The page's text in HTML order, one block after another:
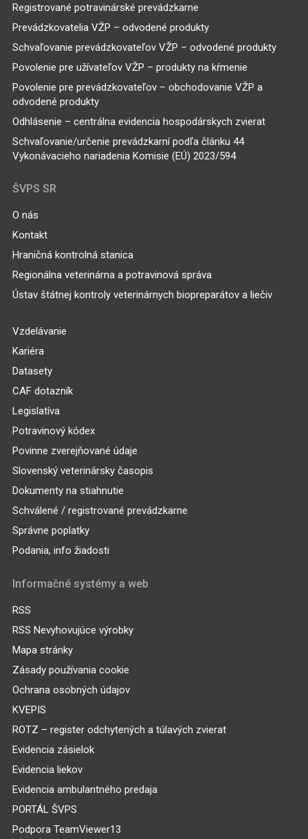
Registrované potravinárské prevádzkarne
Prevádzkovatelia VŽP – odvodené produkty
Schvaľovanie prevádzkovateľov VŽP – odvodené produkty
Povolenie pre užívateľov VŽP – produkty na kŕmenie
Povolenie pre prevádzkovateľov – obchodovanie VŽP a
odvodené produkty
Odhlásenie – centrálna evidencia hospodárskych zvierat
Schvaľovanie/určenie prevádzkarní podľa článku 44
Vykonávacieho nariadenia Komisie (EÚ) 2023/594
ŠVPS SR
O nás
Kontakt
Hraničná kontrolná stanica
Regionálna veterinárna a potravinová správa
Ústav štátnej kontroly veterinárnych biopreparátov a liečiv
Vzdelávanie
Kariéra
Datasety
CAF dotazník
Legislatíva
Potravinový kódex
Povinne zverejňované údaje
Slovenský veterinársky časopis
Dokumenty na stiahnutie
Schválené / registrované prevádzkarne
Správne poplatky
Podania, info žiadosti
Informačné systémy a web
RSS
RSS Nevyhovujúce výrobky
Mapa stránky
Zásady používania cookie
Ochrana osobných údajov
KVEPIS
ROTZ – register odchytených a túlavých zvierat
Evidencia zásielok
Evidencia liekov
Evidencia ambulantného predaja
PORTÁL ŠVPS
Podpora TeamViewer13